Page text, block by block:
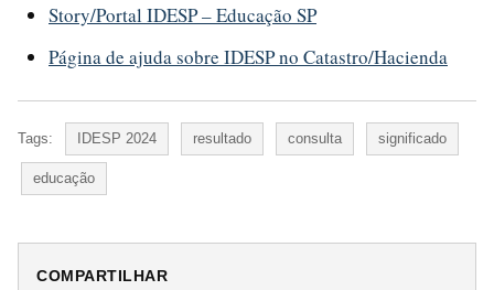
Story/Portal IDESP – Educação SP
Página de ajuda sobre IDESP no Catastro/Hacienda
Tags: IDESP 2024 resultado consulta significado
educação
COMPARTILHAR